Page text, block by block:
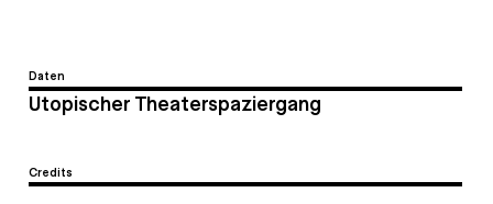
Daten
Utopischer Theaterspaziergang
Credits